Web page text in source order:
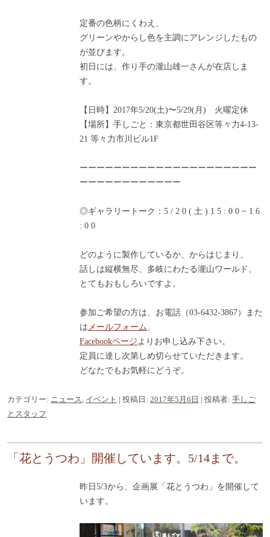
定番の色柄にくわえ、
グリーンやからし色を主調にアレンジしたもの
が並びます。
初日には、作り手の瀧山雄一さんが在店しま
す。
【日時】2017年5/20(土)〜5/29(月) 火曜定休
【場所】手しごと：東京都世田谷区等々力4-13-
21 等々力市川ビル1F
ーーーーーーーーーーーーーーーーーーーーー
ーーーーーーーーーーーー
◎ギャラリートーク：5 / 2 0 ( 土 ) 1 5 : 0 0 ~ 1 6
: 0 0
どのように製作しているか、からはじまり、
話しは縦横無尽、多岐にわたる瀧山ワールド、
とてもおもしろいですよ。
参加ご希望の方は、お電話（03-6432-3867）また
は メールフォーム、
Facebookページよりお申し込み下さい。
定員に達し次第しめ切らせていただきます。
どなたでもお気軽にどうぞ。
カテゴリー: ニュース, イベント | 投稿日: 2017年5月6日 | 投稿者: 手しご
とスタッフ
「花とうつわ」開催しています。5/14まで。
昨日5/3から、企画展「花とうつわ」を開催して
います。